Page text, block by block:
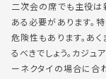
二次会の席でも主役は
ある必要があります。
危険性もあります。あ
るべきでしょう。カジュ
ーネクタイの場合に合